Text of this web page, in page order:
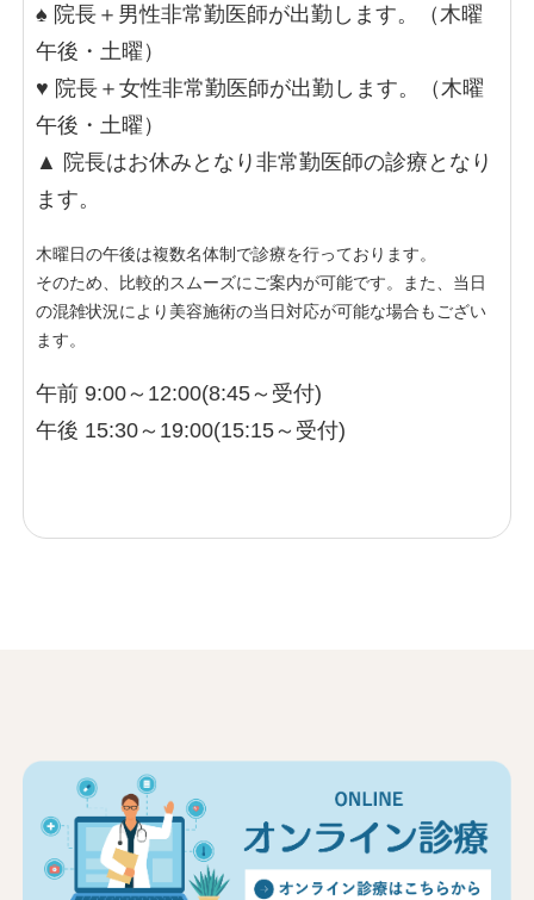
♠ 院長＋男性非常勤医師が出勤します。（木曜
午後・土曜）
♥ 院長＋女性非常勤医師が出勤します。（木曜
午後・土曜）
▲ 院長はお休みとなり非常勤医師の診療となり
ます。
木曜日の午後は複数名体制で診療を行っております。
そのため、比較的スムーズにご案内が可能です。また、当日
の混雑状況により美容施術の当日対応が可能な場合もござい
ます。
午前 9:00～12:00(8:45～受付)
午後 15:30～19:00(15:15～受付)